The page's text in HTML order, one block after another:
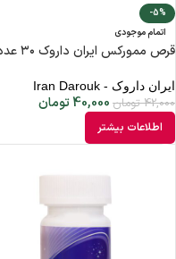
-5%
اتمام موجودی
قرص ممورکس ایران داروک ۳۰ عدد
ایران داروک - Iran Darouk
42,000 تومان 40,000تومان
اطلاعات بیشتر